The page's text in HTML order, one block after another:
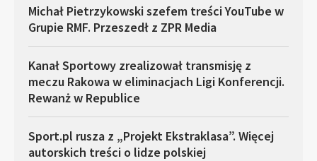
Michał Pietrzykowski szefem treści YouTube w
Grupie RMF. Przeszedł z ZPR Media
Kanał Sportowy zrealizował transmisję z
meczu Rakowa w eliminacjach Ligi Konferencji.
Rewanż w Republice
Sport.pl rusza z „Projekt Ekstraklasa”. Więcej
autorskich treści o lidze polskiej